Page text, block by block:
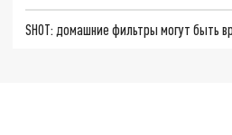
SHOT: домашние фильтры могут быть